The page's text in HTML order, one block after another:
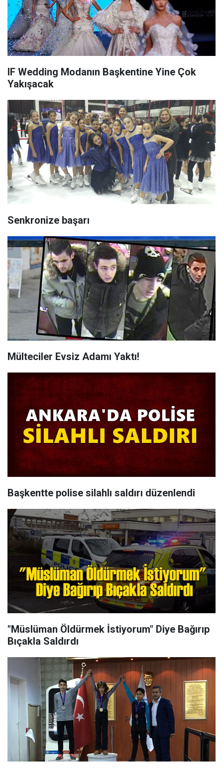
IF Wedding Modanın Başkentine Yine Çok
Yakışacak
Senkronize başarı
Mülteciler Evsiz Adamı Yaktı!
Başkentte polise silahlı saldırı düzenlendi
"Müslüman Öldürmek İstiyorum" Diye Bağırıp
Bıçakla Saldırdı